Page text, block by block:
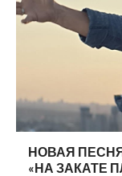
НОВАЯ
«НА ЗАКАТЕ